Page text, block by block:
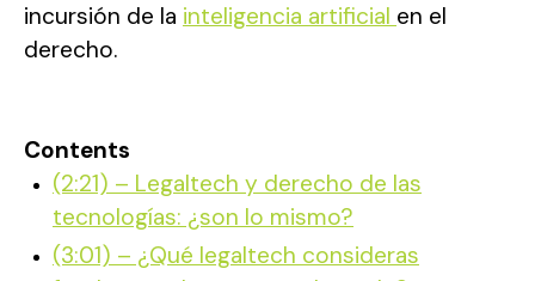
incursión de la inteligencia artificial en el
derecho.
Contents
(2:21) – Legaltech y derecho de las
tecnologías: ¿son lo mismo?
(3:01) – ¿Qué legaltech consideras